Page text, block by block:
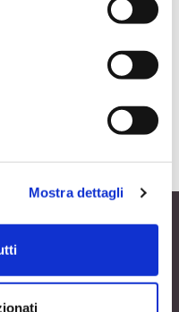
Policy.
Mostra dettagli